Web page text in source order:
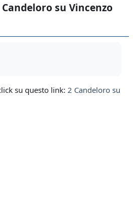
su Vincenzo
su questo link: 2 Candeloro su